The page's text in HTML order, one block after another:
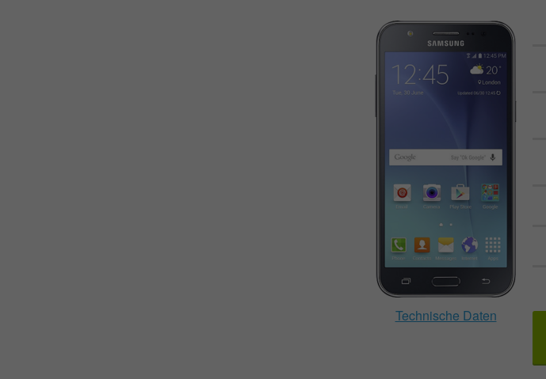
Technische Daten